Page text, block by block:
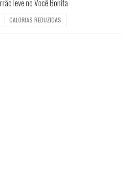
leve no Você Bonita
CALORIAS REDUZIDAS